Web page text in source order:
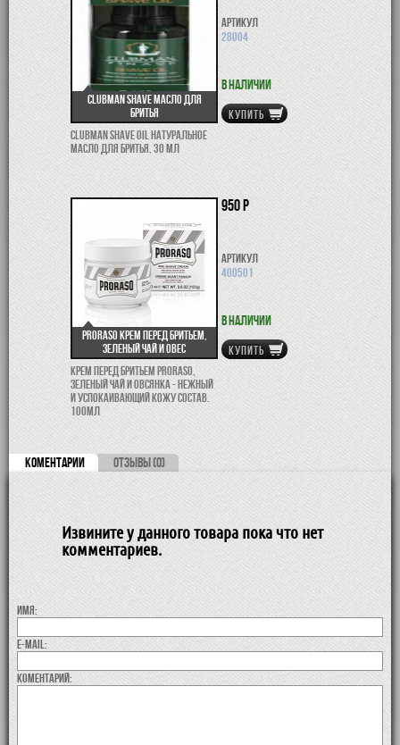
Clubman Shave масло для
бритья
Clubman Shave Oil Натуральное
масло для бритья, 30 мл
Артикул
28004
В наличии
КУПИТЬ
Proraso крем перед бритьем,
зеленый чай и овес
Крем перед бритьем Proraso,
зеленый чай и овсянка - нежный
и успокаивающий кожу состав.
100мл
950 р
Артикул
400501
В наличии
КУПИТЬ
КОМЕНТАРИИ ОТЗЫВЫ (0)
Извините у данного товара пока что нет
комментариев.
Имя:
E-MAIL:
коментарий: